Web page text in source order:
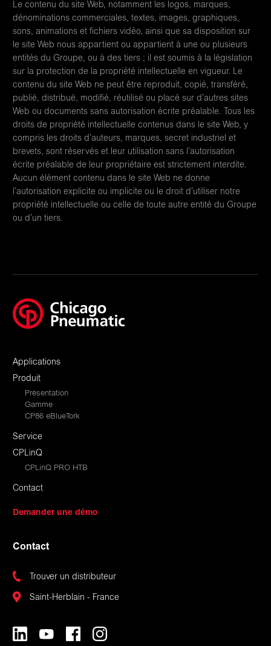
Le contenu du site Web, notamment les logos, marques,
dénominations commerciales, textes, images, graphiques,
sons, animations et fichiers vidéo, ainsi que sa disposition sur
le site Web nous appartient ou appartient à une ou plusieurs
entités du Groupe, ou à des tiers ; il est soumis à la législation
sur la protection de la propriété intellectuelle en vigueur. Le
contenu du site Web ne peut être reproduit, copié, transféré,
publié, distribué, modifié, réutilisé ou placé sur d’autres sites
Web ou documents sans autorisation écrite préalable. Tous les
droits de propriété intellectuelle contenus dans le site Web, y
compris les droits d’auteurs, marques, secret industriel et
brevets, sont réservés et leur utilisation sans l’autorisation
écrite préalable de leur propriétaire est strictement interdite.
Aucun élément contenu dans le site Web ne donne
l’autorisation explicite ou implicite ou le droit d’utiliser notre
propriété intellectuelle ou celle de toute autre entité du Groupe
ou d’un tiers.
Applications
Produit
Présentation
Gamme
CP86 eBlueTork
Service
CPLinQ
CPLinQ PRO HTB
Contact
Demander une démo
Contact
Trouver un distributeur
Saint-Herblain - France